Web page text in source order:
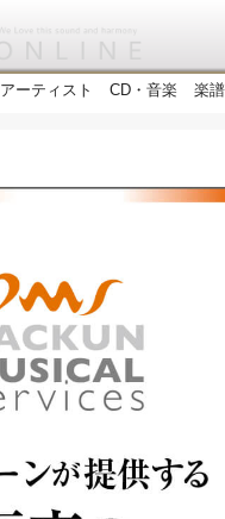
アーティスト CD・音楽 楽